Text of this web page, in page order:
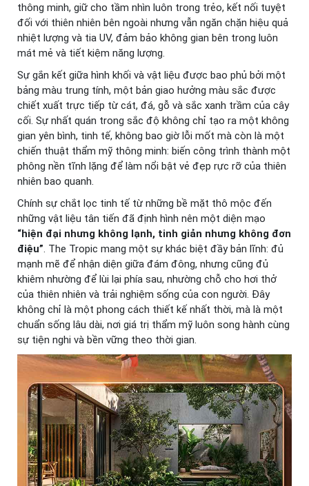
thông minh, giữ cho tầm nhìn luôn trong trẻo, kết nối tuyệt
đối với thiên nhiên bên ngoài nhưng vẫn ngăn chặn hiệu quả
nhiệt lượng và tia UV, đảm bảo không gian bên trong luôn
mát mẻ và tiết kiệm năng lượng.
Sự gắn kết giữa hình khối và vật liệu được bao phủ bởi một
bảng màu trung tính, một bản giao hưởng màu sắc được
chiết xuất trực tiếp từ cát, đá, gỗ và sắc xanh trầm của cây
cối. Sự nhất quán trong sắc độ không chỉ tạo ra một không
gian yên bình, tinh tế, không bao giờ lỗi mốt mà còn là một
chiến thuật thẩm mỹ thông minh: biến công trình thành một
phông nền tĩnh lặng để làm nổi bật vẻ đẹp rực rỡ của thiên
nhiên bao quanh.
Chính sự chắt lọc tinh tế từ những bề mặt thô mộc đến
những vật liệu tân tiến đã định hình nên một diện mạo
“hiện đại nhưng không lạnh, tinh giản nhưng không đơn
điệu”. The Tropic mang một sự khác biệt đầy bản lĩnh: đủ
mạnh mẽ để nhận diện giữa đám đông, nhưng cũng đủ
khiêm nhường để lùi lại phía sau, nhường chỗ cho hơi thở
của thiên nhiên và trải nghiệm sống của con người. Đây
không chỉ là một phong cách thiết kế nhất thời, mà là một
chuẩn sống lâu dài, nơi giá trị thẩm mỹ luôn song hành cùng
sự tiện nghi và bền vững theo thời gian.